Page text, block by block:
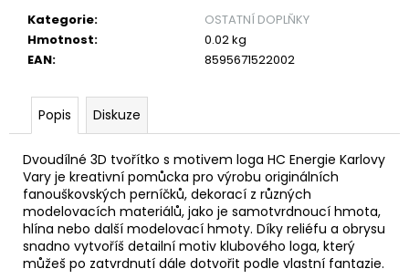
Kategorie:
OSTATNÍ DOPLŇKY
Hmotnost:
0.02 kg
EAN: 8595671522002
Popis Diskuze
Dvoudílné 3D tvořítko s motivem loga HC Energie Karlovy
Vary je kreativní pomůcka pro výrobu originálních
fanouškovských perníčků, dekorací z různých
modelovacích materiálů, jako je samotvrdnoucí hmota,
hlína nebo další modelovací hmoty. Díky reliéfu a obrysu
snadno vytvoříš detailní motiv klubového loga, který
můžeš po zatvrdnutí dále dotvořit podle vlastní fantazie.
FAN
PLAY
OFF
25-
599
Kč